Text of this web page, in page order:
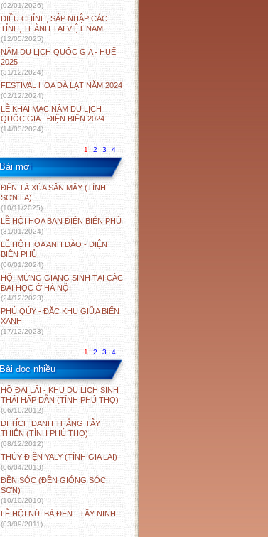
(02/01/2026)
ĐIỀU CHỈNH, SÁP NHẬP CÁC
TỈNH, THÀNH TẠI VIỆT NAM
(12/05/2025)
NĂM DU LỊCH QUỐC GIA - HUẾ
2025
(31/12/2024)
FESTIVAL HOA ĐÀ LẠT NĂM 2024
(02/12/2024)
LỄ KHAI MẠC NĂM DU LỊCH
QUỐC GIA - ĐIỆN BIÊN 2024
(14/03/2024)
1 2 3 4
Bài mới
ĐẾN TÀ XÙA SĂN MÂY (TỈNH
SƠN LA)
(10/11/2025)
LỄ HỘI HOA BAN ĐIỆN BIÊN PHỦ
(31/01/2024)
LỄ HỘI HOA ANH ĐÀO - ĐIỆN
BIÊN PHỦ
(06/01/2024)
HỘI MỪNG GIÁNG SINH TẠI CÁC
ĐẠI HỌC Ở HÀ NỘI
(24/12/2023)
PHÚ QÚY - ĐẶC KHU GIỮA BIỂN
XANH
(17/12/2023)
1 2 3 4
Bài đọc nhiều
HỒ ĐẠI LẢI - KHU DU LỊCH SINH
THÁI HẤP DẪN (TỈNH PHÚ THỌ)
(06/10/2012)
DI TÍCH DANH THẮNG TÂY
THIÊN (TỈNH PHÚ THỌ)
(08/12/2012)
THỦY ĐIỆN YALY (TỈNH GIA LAI)
(06/04/2013)
ĐỀN SÓC (ĐỀN GIÓNG SÓC
SƠN)
(10/10/2010)
LỄ HỘI NÚI BÀ ĐEN - TÂY NINH
(03/09/2011)